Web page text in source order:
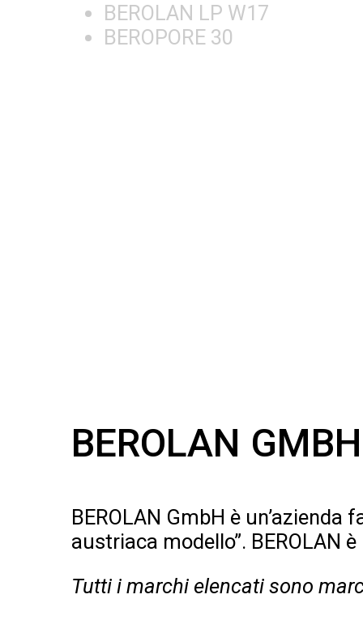
BEROLAN LP W17
BEROPORE 30
BEROLAN GMBH
BEROLAN GmbH è
austriaca modello”. BEROLAN
Tutti i marchi elencati sono